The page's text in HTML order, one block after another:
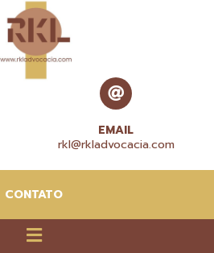
EMAIL
rkl@rkladvocacia.com
CONTATO